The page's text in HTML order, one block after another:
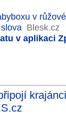
v
Blesk.cz
v aplikaci